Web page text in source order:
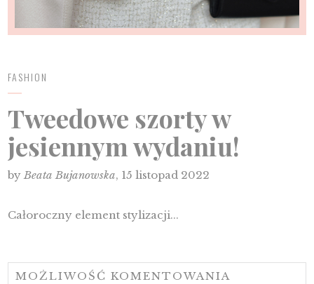
FASHION
Tweedowe szorty w
jesiennym wydaniu!
byBeata Bujanowska, 15 listopad 2022
Całoroczny element stylizacji...
MOŻLIWOŚĆ KOMENTOWANIA